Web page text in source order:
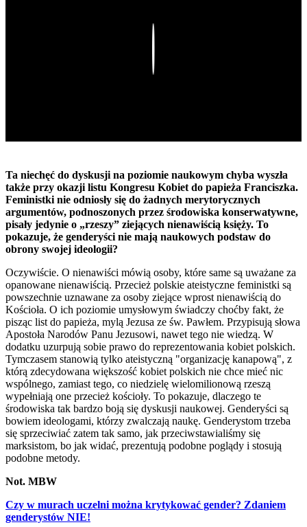
Ta niechęć do dyskusji na poziomie naukowym chyba wyszła
także przy okazji listu Kongresu Kobiet do papieża Franciszka.
Feministki nie odniosły się do żadnych merytorycznych
argumentów, podnoszonych przez środowiska konserwatywne,
pisały jedynie o „rzeszy” ziejących nienawiścią księży. To
pokazuje, że genderyści nie mają naukowych podstaw do
obrony swojej ideologii?
Oczywiście. O nienawiści mówią osoby, które same są uważane za
opanowane nienawiścią. Przecież polskie ateistyczne feministki są
powszechnie uznawane za osoby ziejące wprost nienawiścią do
Kościoła. O ich poziomie umysłowym świadczy choćby fakt, że
pisząc list do papieża, mylą Jezusa ze św. Pawłem. Przypisują słowa
Apostoła Narodów Panu Jezusowi, nawet tego nie wiedzą. W
dodatku uzurpują sobie prawo do reprezentowania kobiet polskich.
Tymczasem stanowią tylko ateistyczną "organizację kanapową", z
którą zdecydowana większość kobiet polskich nie chce mieć nic
wspólnego, zamiast tego, co niedzielę wielomilionową rzeszą
wypełniają one przecież kościoły. To pokazuje, dlaczego te
środowiska tak bardzo boją się dyskusji naukowej. Genderyści są
bowiem ideologami, którzy zwalczają naukę. Genderystom trzeba
się sprzeciwiać zatem tak samo, jak przeciwstawialiśmy się
marksistom, bo jak widać, prezentują podobne poglądy i stosują
podobne metody.
Not. MBW
Czy w murach uczelni można krytykować gender? Zdaniem
genderystów NIE!